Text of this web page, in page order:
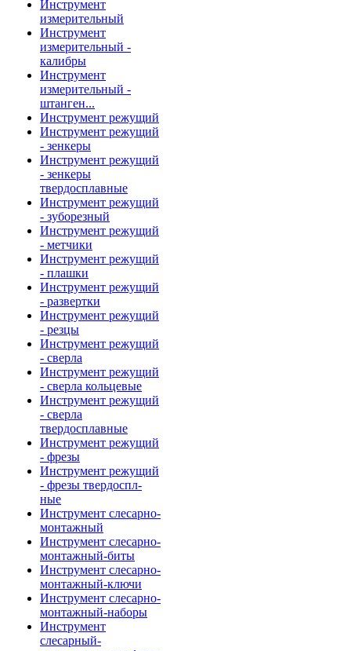
Инструмент
измерительный
Инструмент
измерительный -
калибры
Инструмент
измерительный -
штанген...
Инструмент режущий
Инструмент режущий
- зенкеры
Инструмент режущий
- зенкеры
твердосплавные
Инструмент режущий
- зуборезный
Инструмент режущий
- метчики
Инструмент режущий
- плашки
Инструмент режущий
- развертки
Инструмент режущий
- резцы
Инструмент режущий
- сверла
Инструмент режущий
- сверла кольцевые
Инструмент режущий
- сверла
твердосплавные
Инструмент режущий
- фрезы
Инструмент режущий
- фрезы твердоспл-
ные
Инструмент слесарно-
монтажный
Инструмент слесарно-
монтажный-биты
Инструмент слесарно-
монтажный-ключи
Инструмент слесарно-
монтажный-наборы
Инструмент
слесарный-